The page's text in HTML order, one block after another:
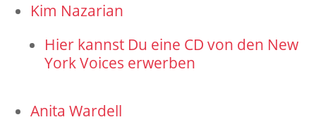
Kim Nazarian
Hier kannst Du eine CD von den New
York Voices erwerben
Anita Wardell